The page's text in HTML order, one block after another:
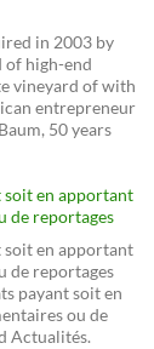
in 2003 by
of high-end
vineyard of with
entrepreneur
50 years
soit en apportant
de reportages
soit en apportant
de reportages
payant soit en
ou de
Actualités.